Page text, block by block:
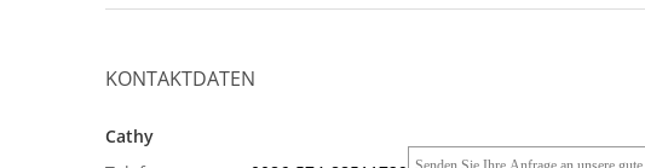
KONTAKTDATEN
Cathy